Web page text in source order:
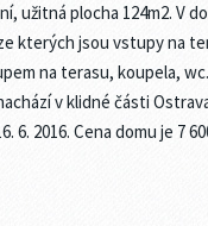
užitná plocha 124m2. V
kterých jsou vstupy na
na terasu, koupela,
v klidné části
6. 2016. Cena domu je 7